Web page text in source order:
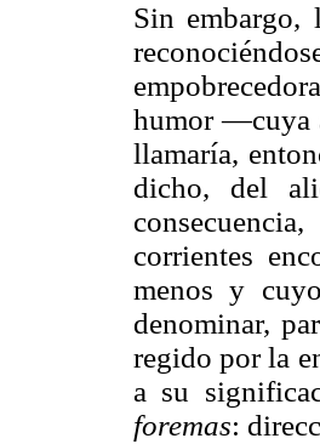
Sin
humor —cuya
llamaría,
dicho, del
corrientes
menos y
denominar,
regido por la
a su
foremas: